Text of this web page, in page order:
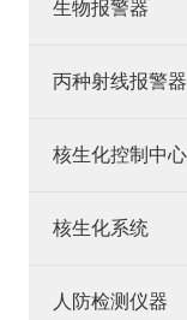
生物报警器
丙种射线报警器
核生化控制中心
核生化系统
人防检测仪器